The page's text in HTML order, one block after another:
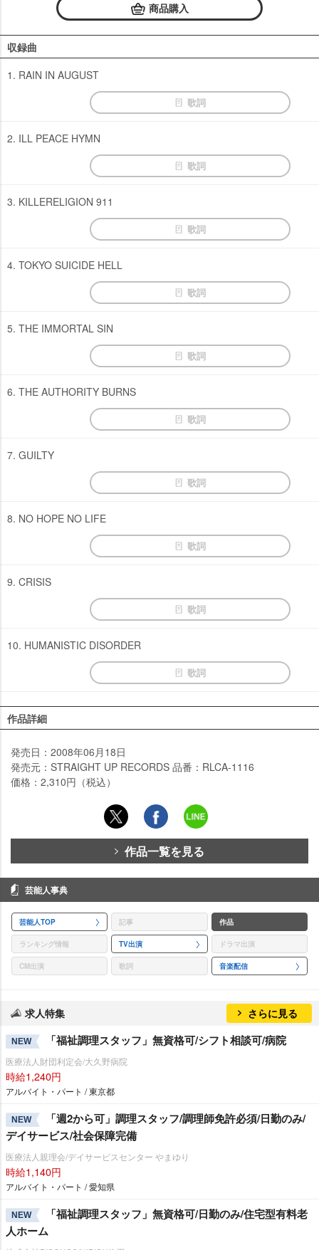
商品購入
収録曲
1. RAIN IN AUGUST
歌詞
2. ILL PEACE HYMN
歌詞
3. KILLERELIGION 911
歌詞
4. TOKYO SUICIDE HELL
歌詞
5. THE IMMORTAL SIN
歌詞
6. THE AUTHORITY BURNS
歌詞
7. GUILTY
歌詞
8. NO HOPE NO LIFE
歌詞
9. CRISIS
歌詞
10. HUMANISTIC DISORDER
歌詞
作品詳細
発売日：2008年06月18日
発売元：STRAIGHT UP RECORDS 品番：RLCA-1116
価格：2,310円（税込）
作品一覧を見る
芸能人事典
芸能人TOP 記事 作品
ランキング情報 TV出演 ドラマ出演
CM出演 歌詞 音楽配信
求人特集 さらに見る
NEW 「福祉調理スタッフ」無資格可/シフト相談可/病院
医療法人財団利定会/大久野病院
時給1,240円
アルバイト・パート / 東京都
NEW
「週2から可」調理スタッフ/調理師免許必須/日勤のみ/
デイサービス/社会保障完備
医療法人親理会/デイサービスセンター やまゆり
時給1,140円
アルバイト・パート / 愛知県
NEW
「福祉調理スタッフ」無資格可/日勤のみ/住宅型有料老
人ホーム